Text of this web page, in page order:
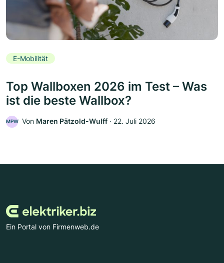
E-Mobilität
Top Wallboxen 2026 im Test – Was
ist die beste Wallbox?
MPW Von Maren Pätzold-Wulff ‧ 22. Juli 2026
Ein Portal von Firmenweb.de